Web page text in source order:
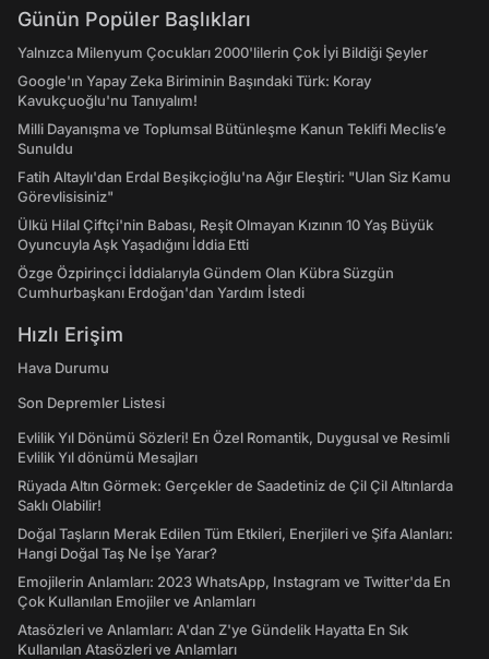
Günün Popüler Başlıkları
Yalnızca Milenyum Çocukları 2000'lilerin Çok İyi Bildiği Şeyler
Google'ın Yapay Zeka Biriminin Başındaki Türk: Koray
Kavukçuoğlu'nu Tanıyalım!
Milli Dayanışma ve Toplumsal Bütünleşme Kanun Teklifi Meclis’e
Sunuldu
Fatih Altaylı'dan Erdal Beşikçioğlu'na Ağır Eleştiri: "Ulan Siz Kamu
Görevlisisiniz"
Ülkü Hilal Çiftçi'nin Babası, Reşit Olmayan Kızının 10 Yaş Büyük
Oyuncuyla Aşk Yaşadığını İddia Etti
Özge Özpirinçci İddialarıyla Gündem Olan Kübra Süzgün
Cumhurbaşkanı Erdoğan'dan Yardım İstedi
Hızlı Erişim
Hava Durumu
Son Depremler Listesi
Evlilik Yıl Dönümü Sözleri! En Özel Romantik, Duygusal ve Resimli
Evlilik Yıl dönümü Mesajları
Rüyada Altın Görmek: Gerçekler de Saadetiniz de Çil Çil Altınlarda
Saklı Olabilir!
Doğal Taşların Merak Edilen Tüm Etkileri, Enerjileri ve Şifa Alanları:
Hangi Doğal Taş Ne İşe Yarar?
Emojilerin Anlamları: 2023 WhatsApp, Instagram ve Twitter'da En
Çok Kullanılan Emojiler ve Anlamları
Atasözleri ve Anlamları: A'dan Z'ye Gündelik Hayatta En Sık
Kullanılan Atasözleri ve Anlamları